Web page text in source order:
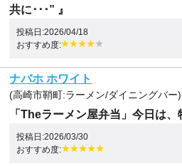
共に･･･” 』
投稿日:2026/04/18
おすすめ度:
ナバホ ホワイト
(高崎市鞘町:ラーメン/ダイニングバー)
「Theラーメン屋弁当」今日は、
投稿日:2026/03/30
おすすめ度: